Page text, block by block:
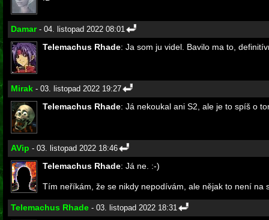
Damar- 04. listopad 2022 08:01
Telemachus Rhade: Ja som ju videl. Bavilo ma to,
Mirak - 03. listopad 2022 19:27
Telemachus Rhade: Já nekoukal ani S2, ale je to spíš o
AVip - 03. listopad 2022 18:46
Telemachus Rhade: Já ne. :-)
Tím neříkám, že se nikdy nepodívám, ale nějak to není na
Telemachus Rhade - 03. listopad 2022 18:31